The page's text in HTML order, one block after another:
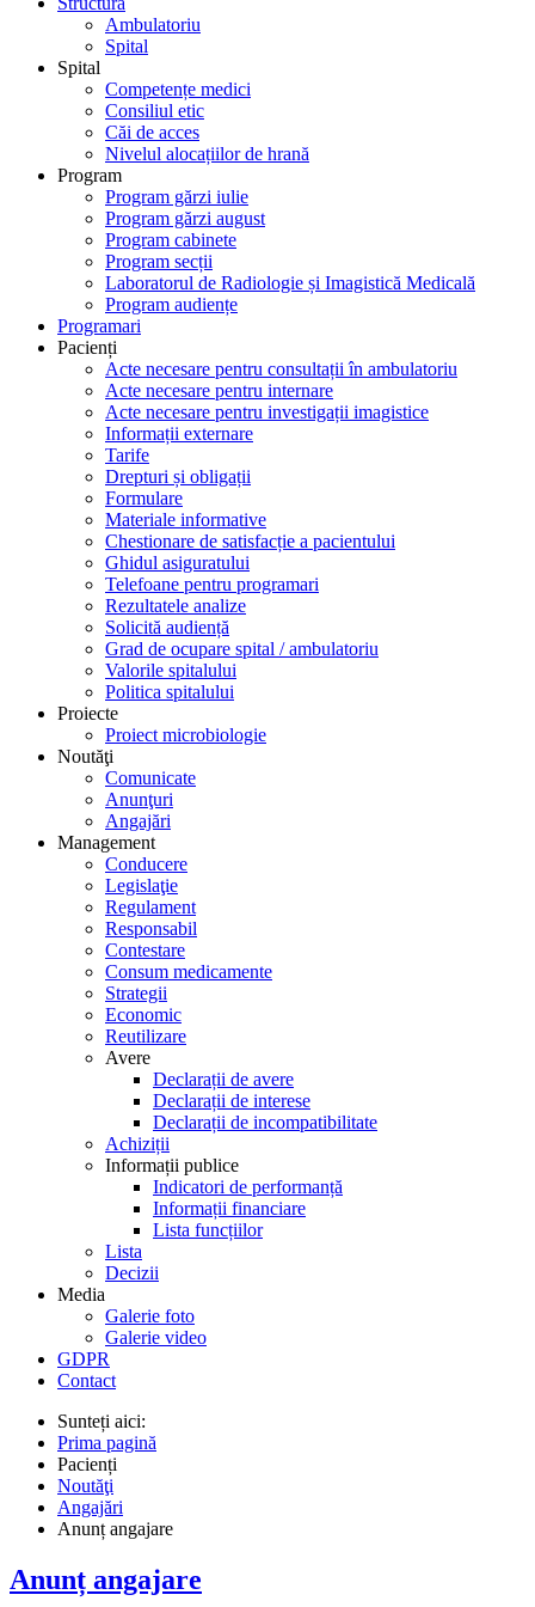
Ambulatoriu
Spital
Spital
Competențe medici
Consiliul etic
Căi de acces
Nivelul alocațiilor de hrană
Program
Program gărzi iulie
Program gărzi august
Program cabinete
Program secții
Laboratorul de Radiologie și Imagistică Medicală
Program audiențe
Programari
Pacienți
Acte necesare pentru consultații în ambulatoriu
Acte necesare pentru internare
Acte necesare pentru investigații imagistice
Informații externare
Tarife
Drepturi și obligații
Formulare
Materiale informative
Chestionare de satisfacție a pacientului
Ghidul asiguratului
Telefoane pentru programari
Rezultatele analize
Solicită audiență
Grad de ocupare spital / ambulatoriu
Valorile spitalului
Politica spitalului
Proiecte
Proiect microbiologie
Noutăţi
Comunicate
Anunţuri
Angajări
Management
Conducere
Legislaţie
Regulament
Responsabil
Contestare
Consum medicamente
Strategii
Economic
Reutilizare
Avere
Declarații de avere
Declarații de interese
Declarații de incompatibilitate
Achiziții
Informații publice
Indicatori de performanță
Informații financiare
Lista funcțiilor
Lista
Decizii
Media
Galerie foto
Galerie video
GDPR
Contact
Sunteți aici:
Prima pagină
Pacienți
Noutăţi
Angajări
Anunț angajare
Anunț angajare